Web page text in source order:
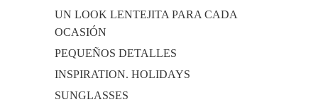
UN LOOK LENTEJITA PARA CADA
OCASIÓN
PEQUEÑOS DETALLES
INSPIRATION. HOLIDAYS
SUNGLASSES